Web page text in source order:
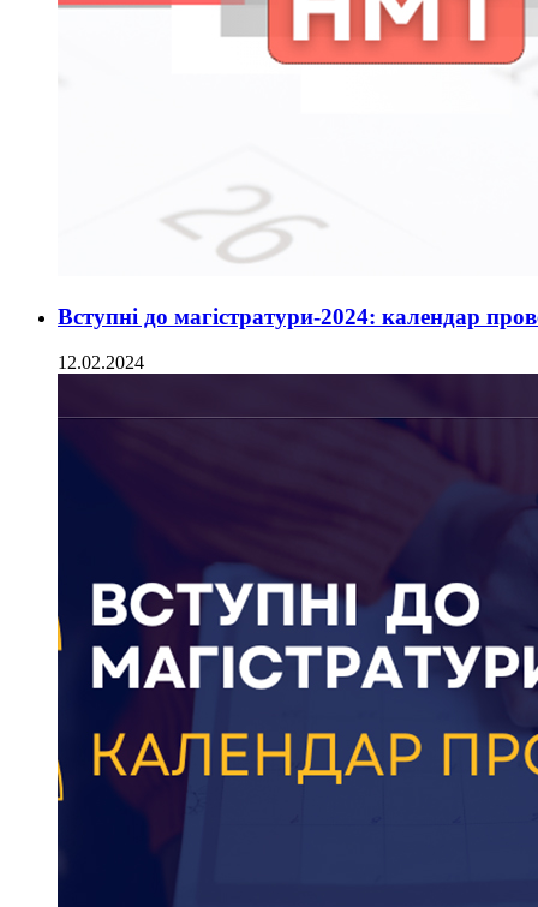
Вступні до магістратури-2024: календар
12.02.2024